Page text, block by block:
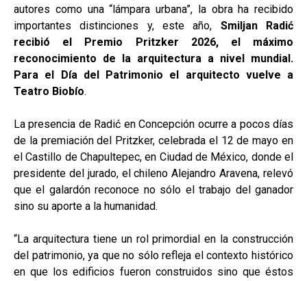
autores como una “lámpara urbana”, la obra ha recibido
importantes distinciones y, este año, Smiljan Radić
recibió el Premio Pritzker 2026, el máximo
reconocimiento de la arquitectura a nivel mundial.
Para el Día del Patrimonio el arquitecto vuelve a
Teatro Biobío.
La presencia de Radić en Concepción ocurre a pocos días
de la premiación del Pritzker, celebrada el 12 de mayo en
el Castillo de Chapultepec, en Ciudad de México, donde el
presidente del jurado, el chileno Alejandro Aravena, relevó
que el galardón reconoce no sólo el trabajo del ganador
sino su aporte a la humanidad.
“La arquitectura tiene un rol primordial en la construcción
del patrimonio, ya que no sólo refleja el contexto histórico
en que los edificios fueron construidos sino que éstos